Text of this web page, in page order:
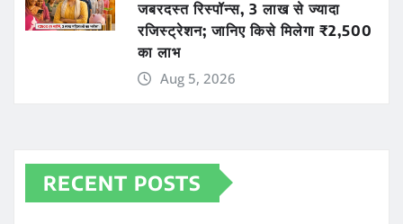
जबरदस्त रिस्पॉन्स, 3 लाख से ज्यादा
रजिस्ट्रेशन; जानिए किसे मिलेगा ₹2,500
का लाभ
Aug 5, 2026
RECENT POSTS